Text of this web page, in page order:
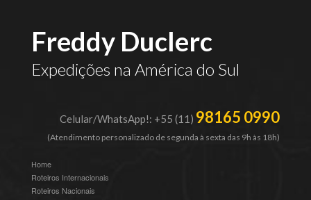
Freddy Duclerc
Expedições na América do Sul
Celular/WhatsApp!: +55 (11) 98165 0990
(Atendimento personalizado de segunda à sexta das 9h às 18h)
Home
Roteiros Internacionais
Roteiros Nacionais